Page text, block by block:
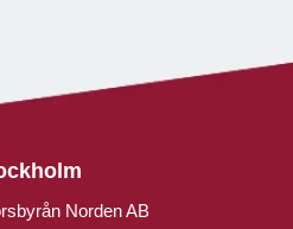
Norden AB